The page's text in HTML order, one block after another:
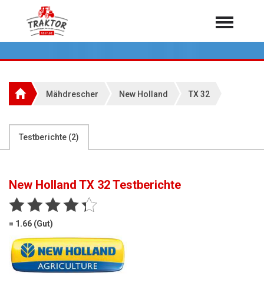
Home
Rundballenpressen
Teleskoplader
Rasentraktoren
Motorsägen
Über 7.000 Testberichte
Mähdrescher New Holland TX 32
Testberichte (2)
New Holland TX 32Testberichte
= 1.66 (Gut)